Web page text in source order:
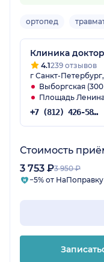
ортопед
Клиника
4.1239 отзывов
г Санкт-
Выборгская
Площадь Ленина
+7 (812) 426-58-93
Стоимость
3 753 ₽3 950 ₽
−5% от НаПоправку